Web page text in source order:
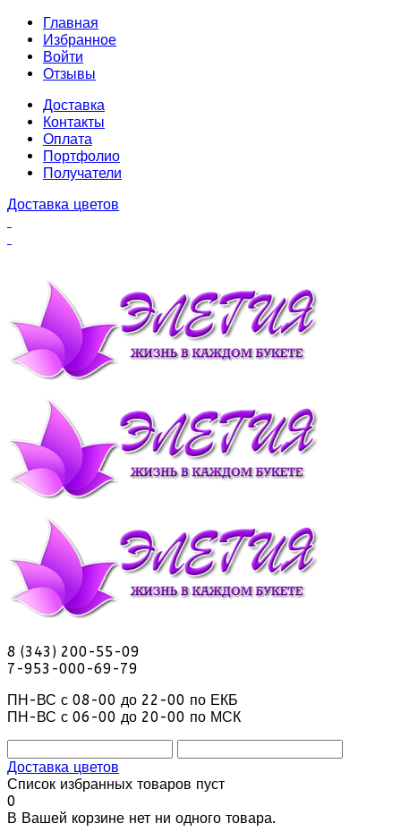
Главная
Избранное
Войти
Отзывы
Доставка
Контакты
Оплата
Портфолио
Получатели
Доставка цветов
8 (343) 200-55-09
7-953-000-69-79
ПН-ВС с 08-00 до 22-00 по ЕКБ
ПН-ВС с 06-00 до 20-00 по МСК
Доставка цветов
Список избранных товаров пуст
0
В Вашей корзине нет ни одного товара.